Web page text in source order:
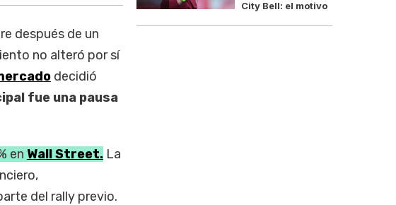
después de un
no alteró por sí
decidió
fue una pausa
en Wall Street.La
del rally previo.
City Bell: el motivo